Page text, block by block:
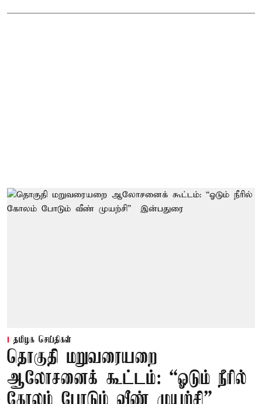
தமிழக செய்திகள்
தொகுதி மறுவரையறை
ஆலோசனைக் கூட்டம்: “ஓடும் நீரில்